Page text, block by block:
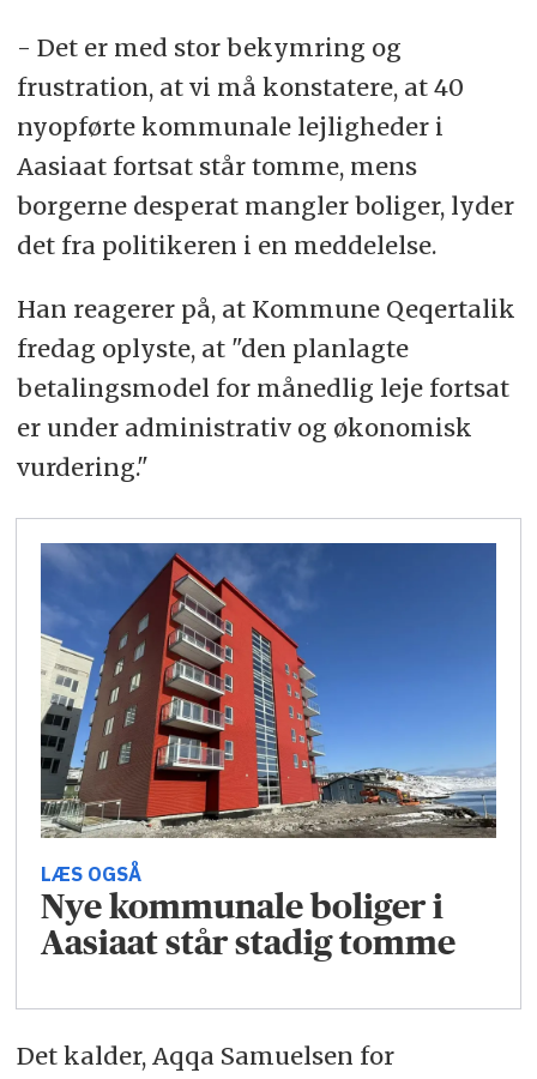
- Det er med stor bekymring og
frustration, at vi må konstatere, at 40
nyopførte kommunale lejligheder i
Aasiaat fortsat står tomme, mens
borgerne desperat mangler boliger, lyder
det fra politikeren i en meddelelse.
Han reagerer på, at Kommune Qeqertalik
fredag oplyste, at "den planlagte
betalingsmodel for månedlig leje fortsat
er under administrativ og økonomisk
vurdering."
LÆS OGSÅ
Nye kommunale boliger i
Aasiaat står stadig tomme
Det kalder, Aqqa Samuelsen for